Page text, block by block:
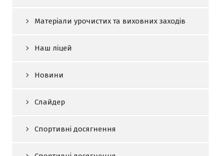
Матеріали урочистих та виховних заходів
Наш ліцей
Новини
Слайдер
Спортивні досягнення